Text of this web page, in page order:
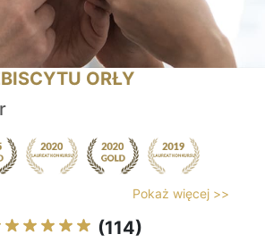
ORŁY
Pokaż więcej >>
(114)